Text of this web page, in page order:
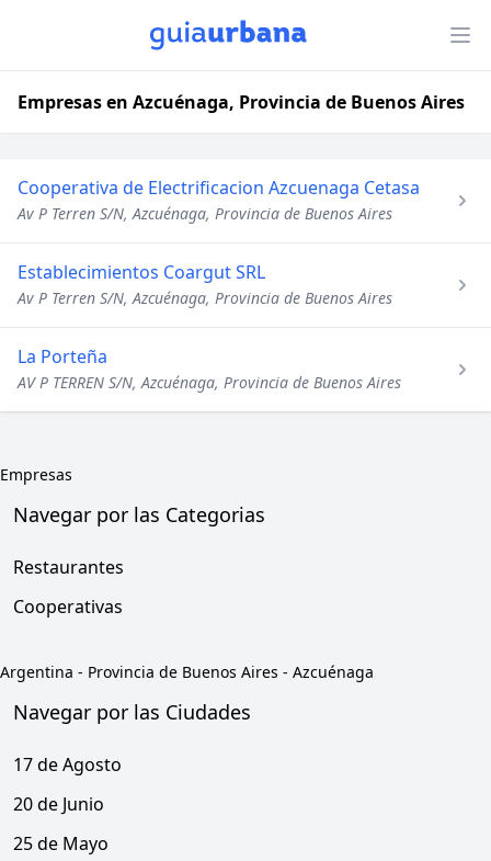
Empresas en Azcuénaga, Provincia de Buenos Aires
Cooperativa de Electrificacion Azcuenaga Cetasa
Av P Terren S/N, Azcuénaga, Provincia de Buenos Aires
Establecimientos Coargut SRL
Av P Terren S/N, Azcuénaga, Provincia de Buenos Aires
La Porteña
AV P TERREN S/N, Azcuénaga, Provincia de Buenos Aires
Empresas
Navegar por las Categorias
Restaurantes
Cooperativas
Argentina - Provincia de Buenos Aires - Azcuénaga
Navegar por las Ciudades
17 de Agosto
20 de Junio
25 de Mayo